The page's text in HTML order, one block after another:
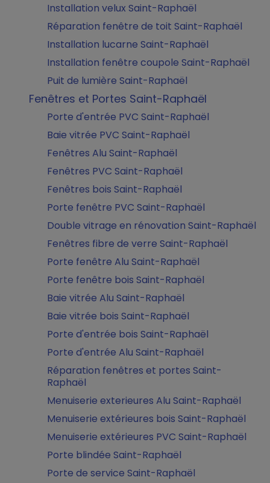
Installation velux Saint-Raphaël
Réparation fenêtre de toit Saint-Raphaël
Installation lucarne Saint-Raphaël
Installation fenêtre coupole Saint-Raphaël
Puit de lumière Saint-Raphaël
Fenêtres et Portes Saint-Raphaël
Porte d'entrée PVC Saint-Raphaël
Baie vitrée PVC Saint-Raphaël
Fenêtres Alu Saint-Raphaël
Fenêtres PVC Saint-Raphaël
Fenêtres bois Saint-Raphaël
Porte fenêtre PVC Saint-Raphaël
Double vitrage en rénovation Saint-Raphaël
Fenêtres fibre de verre Saint-Raphaël
Porte fenêtre Alu Saint-Raphaël
Porte fenêtre bois Saint-Raphaël
Baie vitrée Alu Saint-Raphaël
Baie vitrée bois Saint-Raphaël
Porte d'entrée bois Saint-Raphaël
Porte d'entrée Alu Saint-Raphaël
Réparation fenêtres et portes Saint-
Raphaël
Menuiserie exterieures Alu Saint-Raphaël
Menuiserie extérieures bois Saint-Raphaël
Menuiserie extérieures PVC Saint-Raphaël
Porte blindée Saint-Raphaël
Porte de service Saint-Raphaël